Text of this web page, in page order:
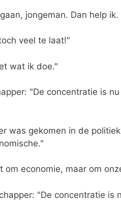
jongeman. Dan help ik.
veel te laat!"
wat ik doe."
"De concentratie is
was gekomen in de
om economie, maar om
"De concentratie is